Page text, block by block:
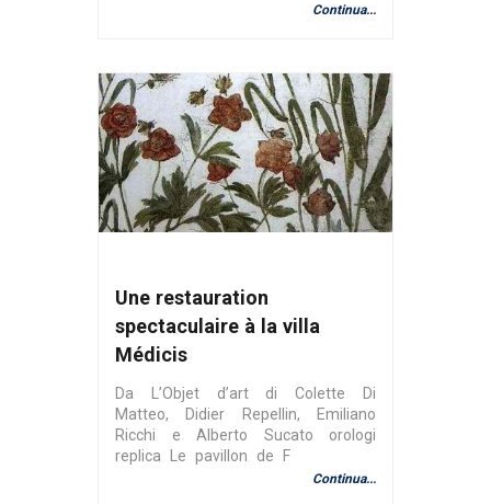
Continua...
Une restauration
spectaculaire à la villa
Médicis
Da L’Objet d’art di Colette Di
Matteo, Didier Repellin, Emiliano
Ricchi e Alberto Sucato orologi
replica Le pavillon de F
Continua...